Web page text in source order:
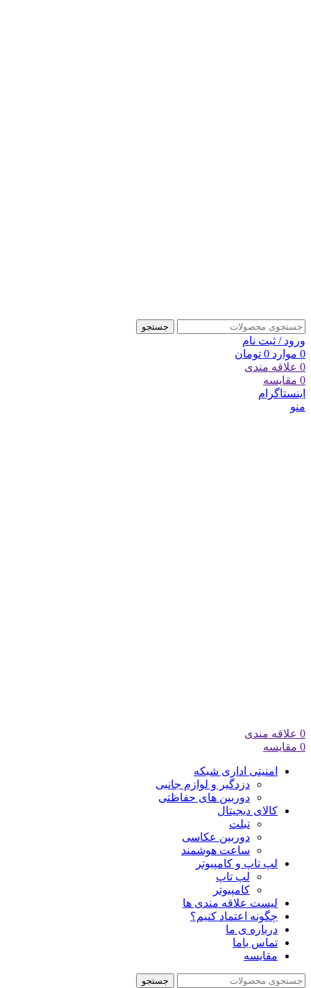
جستجو
ورود / ثبت نام
0 موارد 0 تومان
0 علاقه مندی
0 مقایسه
اینستاگرام
منو
0 علاقه مندی
0 مقایسه
امنیتی اداری شبکه
دزدگیر و لوازم جانبی
دوربین های حفاظتی
کالای دیجیتال
تبلت
دوربین عکاسی
ساعت هوشمند
لپ تاپ و کامپیوتر
لپ تاپ
کامپیوتر
لیست علاقه مندی ها
چگونه اعتماد کنیم؟
درباره ی ما
تماس باما
مقایسه
جستجو